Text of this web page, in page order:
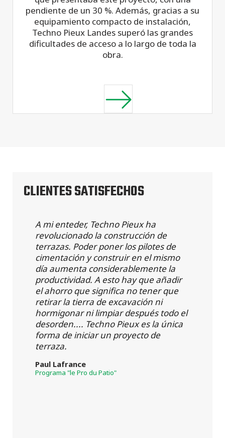
pendiente de un 30 %. Además, gracias a su
equipamiento compacto de instalación,
Techno Pieux Landes superó las grandes
dificultades de acceso a lo largo de toda la
obra.
CLIENTES SATISFECHOS
A mi enteder, Techno Pieux ha
revolucionado la construcción de
terrazas. Poder poner los pilotes de
cimentación y construir en el mismo
día aumenta considerablemente la
productividad. A esto hay que añadir
el ahorro que significa no tener que
retirar la tierra de excavación ni
hormigonar ni limpiar después todo el
desorden.... Techno Pieux es la única
forma de iniciar un proyecto de
terraza.
Paul Lafrance
Programa "le Pro du Patio"